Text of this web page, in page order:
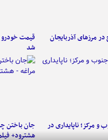
در مرزهای آذربایجان
قیمت خودرو
شد
مرکز؛ ناپایداری در
جان باختن
هشترود+